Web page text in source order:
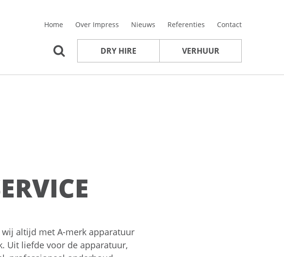
Home Over Impress Nieuws Referenties Contact
DRY HIRE VERHUUR
altijd met A-merk apparatuur
Uit liefde voor de apparatuur,